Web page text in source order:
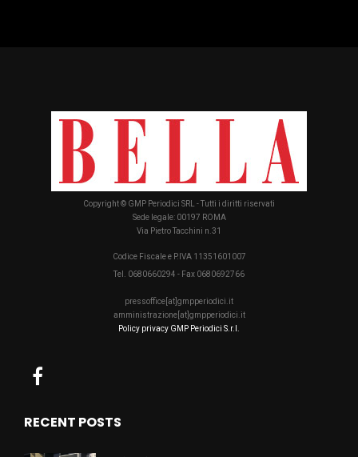
Copyright © GMP Periodici SRL - Tutti i diritti riservati
Sede legale: 00197 ROMA
Via Pietro Tacchini n.31
Codice Fiscale e P.IVA 11351601007
Tel. 0680660294 - Fax 0680692766
pressoffice[at]gmpperiodici.it
amministrazione[at]gmpperiodici.it
Policy privacy GMP Periodici S.r.l.
RECENT POSTS